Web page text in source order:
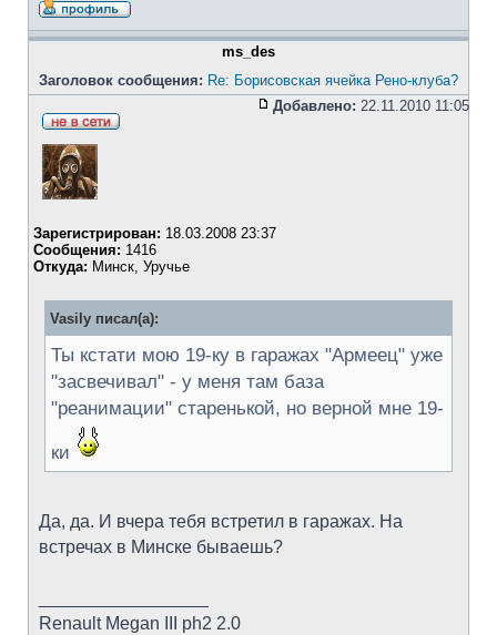
ms_des
Заголовок сообщения: Re: Борисовская ячейка Рено-клуба?
Добавлено: 22.11.2010 11:05
Зарегистрирован: 18.03.2008 23:37
Сообщения: 1416
Откуда: Минск, Уручье
Vasily писал(а):
Ты кстати мою 19-ку в гаражах "Армеец" уже
"засвечивал" - у меня там база
"реанимации" старенькой, но верной мне 19-
ки
Да, да. И вчера тебя встретил в гаражах. На
встречах в Минске бываешь?
Renault Megan III ph2 2.0